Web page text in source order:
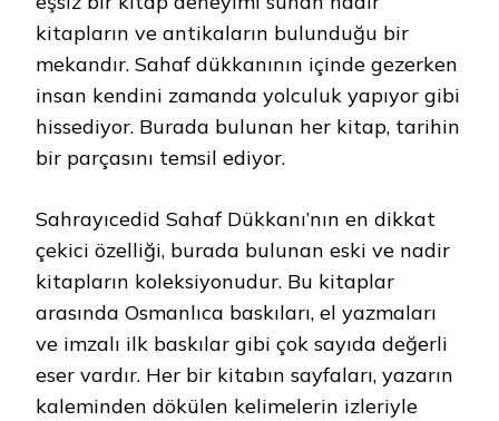
kitapların ve antikaların bulunduğu bir
mekandır. Sahaf dükkanının içinde gezerken
insan kendini zamanda yolculuk yapıyor gibi
hissediyor. Burada bulunan her kitap, tarihin
bir parçasını temsil ediyor.
Sahrayıcedid Sahaf Dükkanı’nın en dikkat
çekici özelliği, burada bulunan eski ve nadir
kitapların koleksiyonudur. Bu kitaplar
arasında Osmanlıca baskıları, el yazmaları
ve imzalı ilk baskılar gibi çok sayıda değerli
eser vardır. Her bir kitabın sayfaları, yazarın
kaleminden dökülen kelimelerin izleriyle